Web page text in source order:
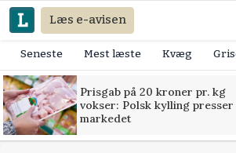
Læs e-avisen
Seneste Mest læste Kvæg
Prisgab på 20 kroner pr. kg
vokser: Polsk kylling presser
markedet